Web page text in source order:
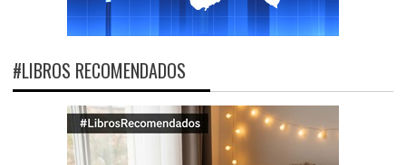
#LIBROS RECOMENDADOS